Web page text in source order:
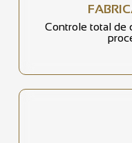
Controle total de